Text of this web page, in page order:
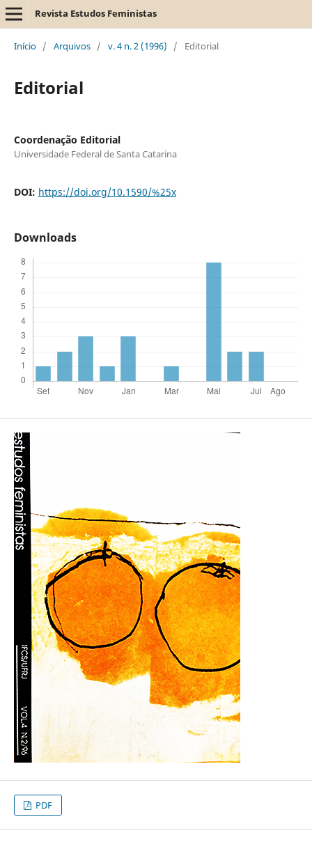
Revista Estudos Feministas
Início / Arquivos / v. 4 n. 2 (1996) / Editorial
Editorial
Coordenação Editorial
Universidade Federal de Santa Catarina
DOI: https://doi.org/10.1590/%25x
Downloads
PDF